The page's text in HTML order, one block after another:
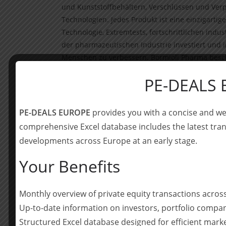
und Kunststoffbehältern, Verschlüssen und
Technologien. Jedes Produkt ist eine
Technologie, Extremtests, fortschrittlichen
der pharmazeutischen Industrie investiert und
Menschen zu verbessern. Bormioli Pharma
www.bormiolipharma.com/en
Die Guala Closures Group beschäftigt über
Produktionsstätten tätig und vertreibt ihrer
Politik der kontinuierlichen
der Herstellung von Aluminiumverschlüssen für
Guala Closures SpA im STAR-Segment von
Italia Mid Cap-Index ein. – Weitere
PE-DEALS
PE-DEALS EUROPE provides you with a concise and
comprehensive Excel database includes the latest
developments across Europe at an early stage.
Your Benefits
Monthly overview of private equity transactions
Up-to-date information on investors, portfolio
Structured Excel database designed for efficient